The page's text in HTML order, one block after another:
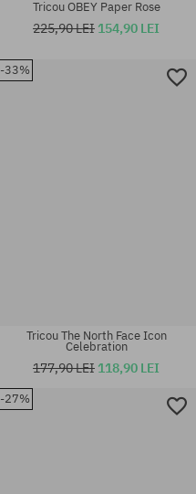
Mărimi existente:
Mărimi existente:
Tricou OBEY Paper Rose
225,90 LEI 154,90 LEI
-33%
Tricou The North Face Icon
Celebration
177,90 LEI 118,90 LEI
-27%